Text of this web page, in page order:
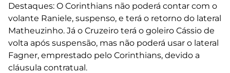
Destaques: O Corinthians não poderá contar com o
volante Raniele, suspenso, e terá o retorno do lateral
Matheuzinho. Já o Cruzeiro terá o goleiro Cássio de
volta após suspensão, mas não poderá usar o lateral
Fagner, emprestado pelo Corinthians, devido a
cláusula contratual.